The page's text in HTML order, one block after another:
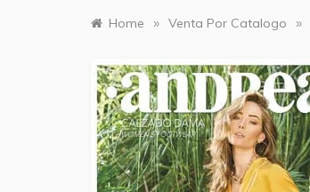
Home » Venta Por Catalogo »